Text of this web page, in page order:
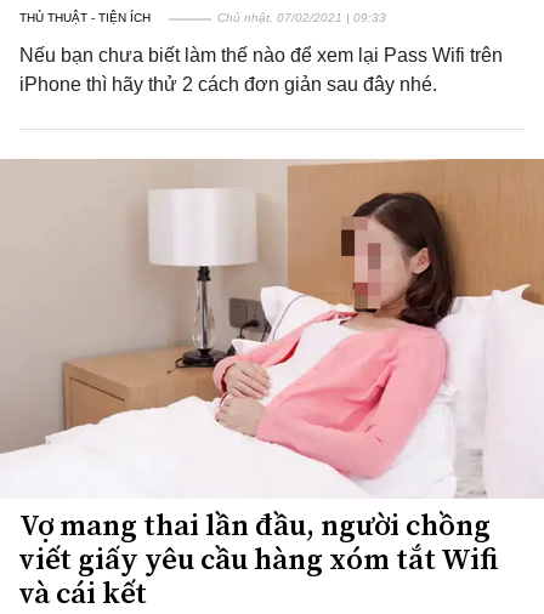
THỦ THUẬT - TIỆN ÍCH Chủ nhật, 07/02/2021 | 09:33
Nếu bạn chưa biết làm thế nào để xem lại Pass Wifi trên
iPhone thì hãy thử 2 cách đơn giản sau đây nhé.
Vợ mang thai lần đầu, người chồng
viết giấy yêu cầu hàng xóm tắt Wifi
và cái kết